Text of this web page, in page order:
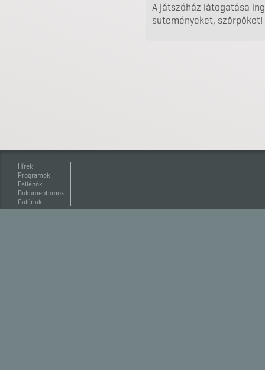
A játszóház látogatása
süteményeket, szörpöket!
Hírek
Programok
Fellépők
Dokumentumok
Galériák